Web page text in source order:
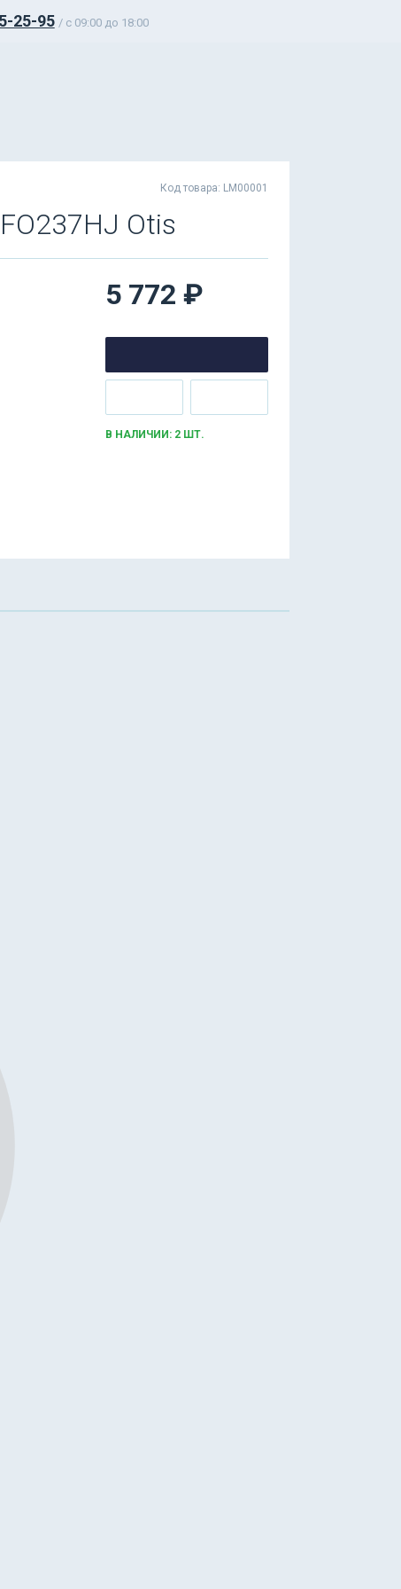
25-95 / c 09:00 до 18:00
Код товара: LM00001
Otis
5 772 ₽
В НАЛИЧИИ: 2 ШТ.